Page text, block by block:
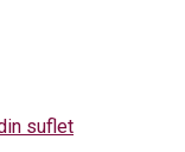
suflet